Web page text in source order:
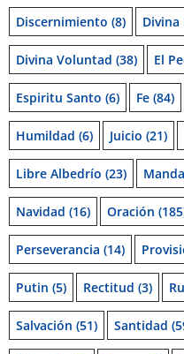
Discernimiento (8)
Divina Voluntad (38) El
Espiritu Santo (6) Fe (84)
Humildad (6) Juicio (21)
Libre Albedrío (23)
Navidad (16) Oración
Perseverancia (14)
Putin (5) Rectitud (3)
Salvación (51) Santidad